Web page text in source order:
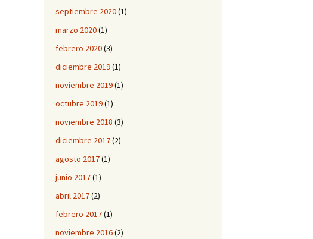
septiembre 2020(1)
marzo 2020(1)
febrero 2020(3)
diciembre 2019(1)
noviembre 2019(1)
octubre 2019(1)
noviembre 2018 (3)
diciembre 2017(2)
agosto 2017(1)
junio 2017(1)
abril 2017(2)
febrero 2017(1)
noviembre 2016(2)